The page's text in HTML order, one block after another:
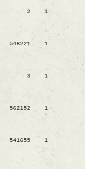
2
1
546221
1
3
1
562152
1
541655
1